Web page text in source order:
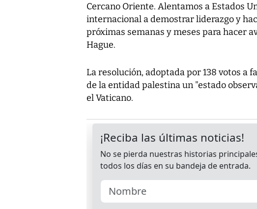
Cercano Oriente. Alentamos a Estados
internacional a demostrar liderazgo y
próximas semanas y meses para hacer
Hague.
La resolución, adoptada por 138 votos a
de la entidad palestina un "estado
el Vaticano.